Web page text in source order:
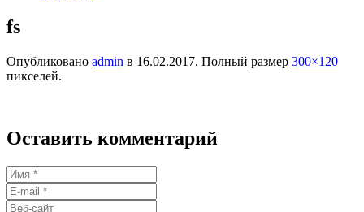
fs
Опубликовано admin в 16.02.2017. Полный размер 300×120
пикселей.
Оставить комментарий